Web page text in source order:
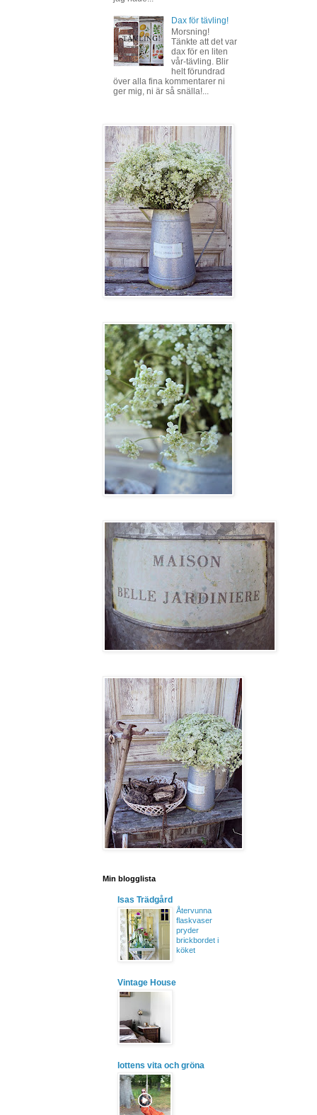
Dax för tävling!
Morsning!
Tänkte att det var
dax för en liten
vår-tävling. Blir
helt förundrad
över alla fina kommentarer ni
ger mig, ni är så snälla!...
Min blogglista
Isas Trädgård
Återvunna
flaskvaser
pryder
brickbordet i
köket
Vintage House
lottens vita och gröna